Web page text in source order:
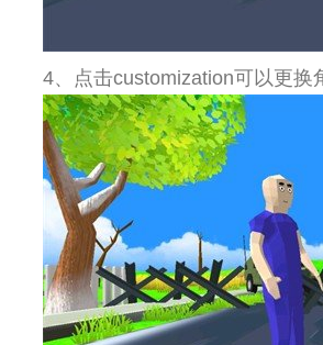
4、点击customization可以更换